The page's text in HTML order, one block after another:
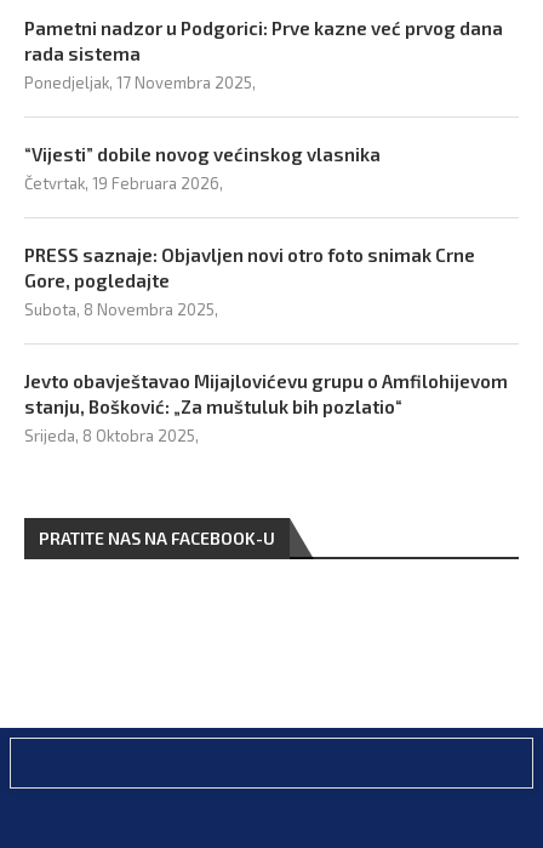
Pametni nadzor u Podgorici: Prve kazne već prvog dana
rada sistema
Ponedjeljak, 17 Novembra 2025,
“Vijesti” dobile novog većinskog vlasnika
Četvrtak, 19 Februara 2026,
PRESS saznaje: Objavljen novi otro foto snimak Crne
Gore, pogledajte
Subota, 8 Novembra 2025,
Jevto obavještavao Mijajlovićevu grupu o Amfilohijevom
stanju, Bošković: „Za muštuluk bih pozlatio“
Srijeda, 8 Oktobra 2025,
PRATITE NAS NA FACEBOOK-U